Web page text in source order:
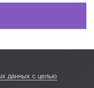
данных с целью